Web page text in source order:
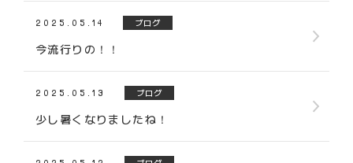
2025.05.14 ブログ
今流行りの！！
2025.05.13 ブログ
少し暑くなりましたね！